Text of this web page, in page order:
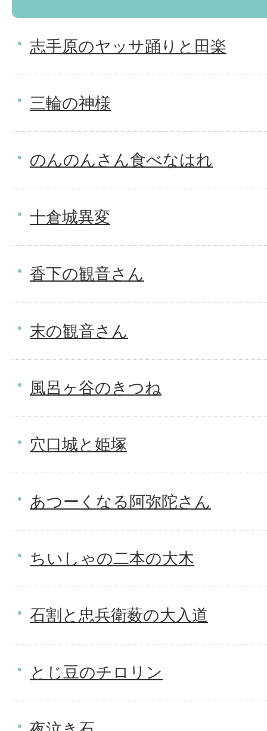
志手原のヤッサ踊りと田楽
三輪の神様
のんのんさん食べなはれ
十倉城異変
香下の観音さん
末の観音さん
風呂ヶ谷のきつね
穴口城と姫塚
あつーくなる阿弥陀さん
ちいしゃの二本の大木
石割と忠兵衛薮の大入道
とじ豆のチロリン